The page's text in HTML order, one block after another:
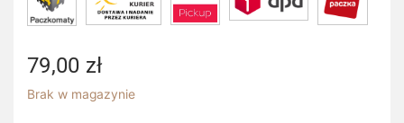
79,00 zł
Brak w magazynie